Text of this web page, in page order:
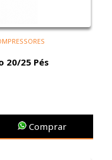
20/25 Pés
Comprar